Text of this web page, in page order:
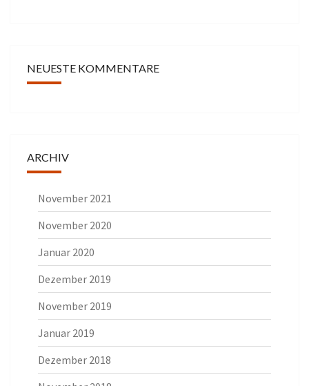
NEUESTE KOMMENTARE
ARCHIV
November 2021
November 2020
Januar 2020
Dezember 2019
November 2019
Januar 2019
Dezember 2018